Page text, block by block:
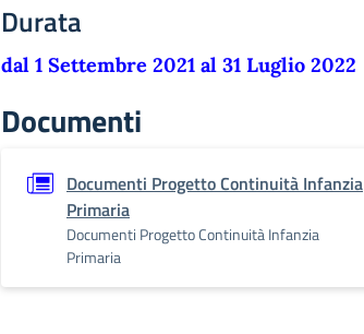
Durata
dal 1 Settembre 2021 al 31 Luglio 2022
Documenti
Documenti Progetto Continuità Infanzia
Primaria
Documenti Progetto Continuità Infanzia
Primaria